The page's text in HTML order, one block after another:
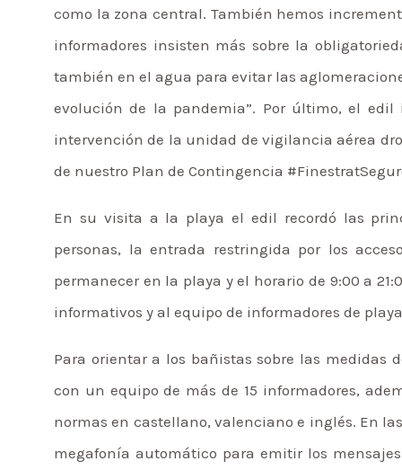
como la zona central. También hemos
informadores insisten más sobre la
también en el agua para evitar las
evolución de la pandemia”. Por último, el
intervención de la unidad de vigilancia aérea
de nuestro Plan de Contingencia
En su visita a la playa el edil recordó las
personas, la entrada restringida por los
permanecer en la playa y el horario de 9:00 a
informativos y al equipo de informadores de
Para orientar a los bañistas sobre las medidas
con un equipo de más de 15 informadores,
normas en castellano, valenciano e inglés. En
megafonía automático para emitir los